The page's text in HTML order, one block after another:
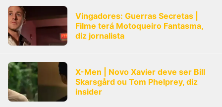
Vingadores: Guerras Secretas |
Filme terá Motoqueiro Fantasma,
diz jornalista
X-Men | Novo Xavier deve ser Bill
Skarsgård ou Tom Phelprey, diz
insider